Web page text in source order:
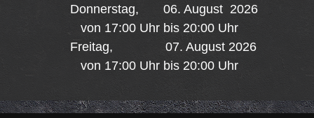
Donnerstag, 06. August 2026
von 17:00 Uhr bis 20:00 Uhr
Freitag, 07. August 2026
von 17:00 Uhr bis 20:00 Uhr